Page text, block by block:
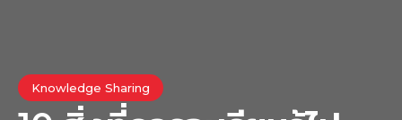
Knowledge Sharing